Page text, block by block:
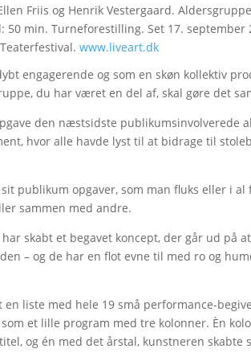
Friis og Henrik Vestergaard.
50 min. Turneforestilling. Set 17. september
www.liveart.dk
engagerende og som en skøn kollektiv
du har været en del af, skal gøre det
den næstsidste publikumsinvolverede
hvor alle havde lyst til at bidrage til
publikum opgaver, som man fluks eller i
sammen med andre.
skabt et begavet koncept, der går ud på
– og de har en flot evne til med ro og
liste med hele 19 små performance-
et lille program med tre kolonner. Èn
og én med det årstal, kunstneren skabte